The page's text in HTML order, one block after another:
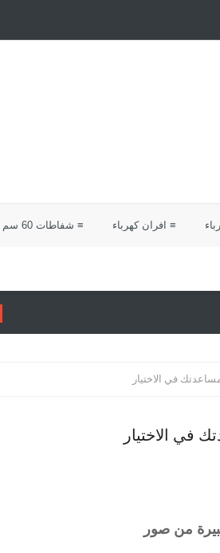
≡ افران كهرباء ≡ شفاطات 60 سم
في الاختيار
في الاختيار
من صور